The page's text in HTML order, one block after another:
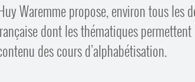
Waremme propose, environ tous les
dont les thématiques permettent
des cours d’alphabétisation.